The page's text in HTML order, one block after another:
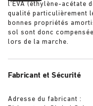
l’EVA (éthylène-acétate
qualité particulièrement
bonnes propriétés
sol sont donc
lors de la marche.
Fabricant et Sécurité
Adresse du fabricant :